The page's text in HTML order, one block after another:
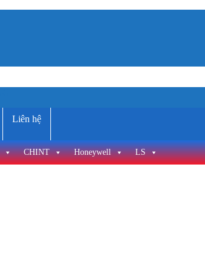
Liên hệ
CHINT Honeywell LS